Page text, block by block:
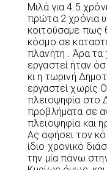
Μιλά για 4.5
πρώτα 2 χρόνια
κοιτούσαμε πως
κόσμο σε
πλανήτη . Άρα
εργαστεί ήταν
κι η τωρινή
εργαστεί χωρίς
πλειοψηφία στο
προβλήματα σε
πλειοψηφία και
Ας αφήσει τον
ίδιο χρονικό
την μία πάνω